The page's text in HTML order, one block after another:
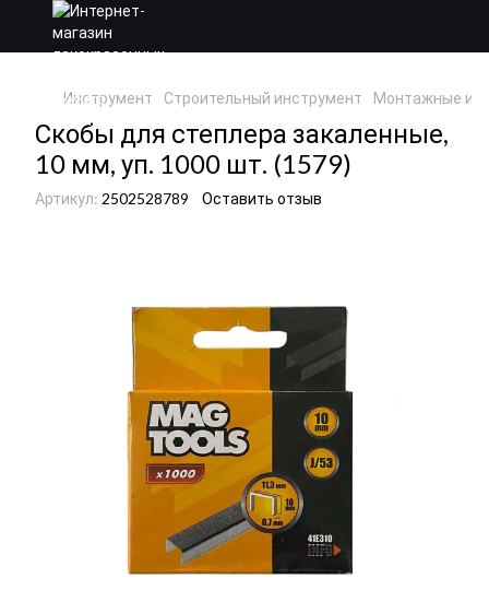
Инструмент Строительный инструмент Монтажные
Скобы для степлера закаленные,
10 мм, уп. 1000 шт. (1579)
Артикул: 2502528789 Оставить отзыв